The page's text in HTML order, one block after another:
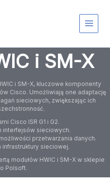
i SM-X
i SM-X, kluczowe komponenty
Cisco. Umożliwiają one adaptację
sieciowych, zwiększając ich
Cisco ISR G1 i G2.
interfejsów sieciowych.
przetwarzania danych.
infrastruktury sieciowej.
modułów HWIC i SM-X w sklepie
Polsoft.